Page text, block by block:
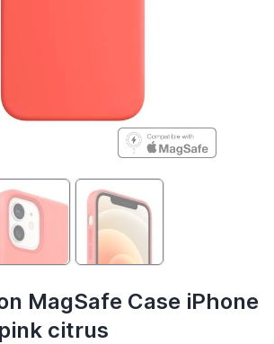
MagSafe Case iPhone
citrus